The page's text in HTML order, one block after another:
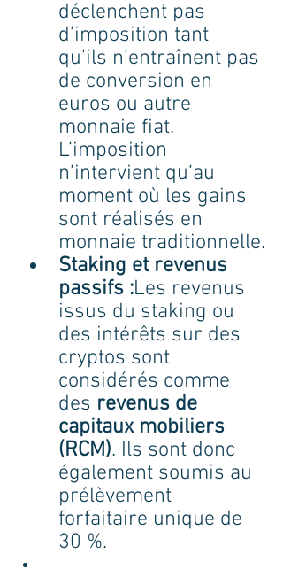
déclenchent pas
d’imposition tant
qu’ils n’entraînent pas
de conversion en
euros ou autre
monnaie fiat.
L’imposition
n’intervient qu’au
moment où les gains
sont réalisés en
monnaie traditionnelle.
Staking et revenus
passifs :Les revenus
issus du staking ou
des intérêts sur des
cryptos sont
considérés comme
des revenus de
capitaux mobiliers
(RCM). Ils sont donc
également soumis au
prélèvement
forfaitaire unique de
30 %.